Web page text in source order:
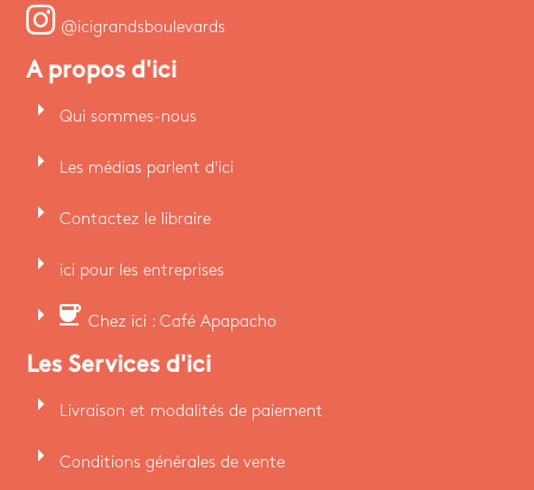
@icigrandsboulevards
A propos d'ici
arrow_right Qui sommes-nous
arrow_right Les médias parlent d'ici
arrow_right Contactez le libraire
arrow_right ici pour les entreprises
arrow_right coffee Chez ici : Café Apapacho
Les Services d'ici
arrow_right Livraison et modalités de paiement
arrow_right Conditions générales de vente